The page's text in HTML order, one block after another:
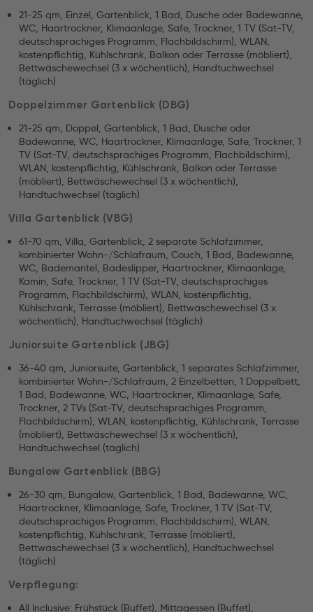
21-25 qm, Einzel, Gartenblick, 1 Bad, Dusche oder Badewanne,
WC, Haartrockner, Klimaanlage, Safe, Trockner, 1 TV (Sat-TV,
deutschsprachiges Programm, Flachbildschirm), WLAN,
kostenpflichtig, Kühlschrank, Balkon oder Terrasse (möbliert),
Bettwäschewechsel (3 x wöchentlich), Handtuchwechsel
(täglich)
Doppelzimmer Gartenblick (DBG)
21-25 qm, Doppel, Gartenblick, 1 Bad, Dusche oder
Badewanne, WC, Haartrockner, Klimaanlage, Safe, Trockner, 1
TV (Sat-TV, deutschsprachiges Programm, Flachbildschirm),
WLAN, kostenpflichtig, Kühlschrank, Balkon oder Terrasse
(möbliert), Bettwäschewechsel (3 x wöchentlich),
Handtuchwechsel (täglich)
Villa Gartenblick (VBG)
61-70 qm, Villa, Gartenblick, 2 separate Schlafzimmer,
kombinierter Wohn-/Schlafraum, Couch, 1 Bad, Badewanne,
WC, Bademantel, Badeslipper, Haartrockner, Klimaanlage,
Kamin, Safe, Trockner, 1 TV (Sat-TV, deutschsprachiges
Programm, Flachbildschirm), WLAN, kostenpflichtig,
Kühlschrank, Terrasse (möbliert), Bettwäschewechsel (3 x
wöchentlich), Handtuchwechsel (täglich)
Juniorsuite Gartenblick (JBG)
36-40 qm, Juniorsuite, Gartenblick, 1 separates Schlafzimmer,
kombinierter Wohn-/Schlafraum, 2 Einzelbetten, 1 Doppelbett,
1 Bad, Badewanne, WC, Haartrockner, Klimaanlage, Safe,
Trockner, 2 TVs (Sat-TV, deutschsprachiges Programm,
Flachbildschirm), WLAN, kostenpflichtig, Kühlschrank, Terrasse
(möbliert), Bettwäschewechsel (3 x wöchentlich),
Handtuchwechsel (täglich)
Bungalow Gartenblick (BBG)
26-30 qm, Bungalow, Gartenblick, 1 Bad, Badewanne, WC,
Haartrockner, Klimaanlage, Safe, Trockner, 1 TV (Sat-TV,
deutschsprachiges Programm, Flachbildschirm), WLAN,
kostenpflichtig, Kühlschrank, Terrasse (möbliert),
Bettwäschewechsel (3 x wöchentlich), Handtuchwechsel
(täglich)
Verpflegung:
All Inclusive: Frühstück (Buffet), Mittagessen (Buffet),